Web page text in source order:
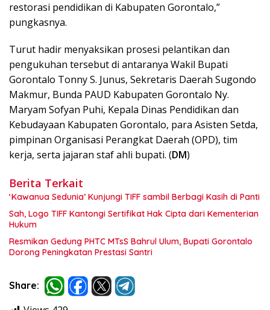
restorasi pendidikan di Kabupaten Gorontalo,”
pungkasnya.
Turut hadir menyaksikan prosesi pelantikan dan
pengukuhan tersebut di antaranya Wakil Bupati
Gorontalo Tonny S. Junus, Sekretaris Daerah Sugondo
Makmur, Bunda PAUD Kabupaten Gorontalo Ny.
Maryam Sofyan Puhi, Kepala Dinas Pendidikan dan
Kebudayaan Kabupaten Gorontalo, para Asisten Setda,
pimpinan Organisasi Perangkat Daerah (OPD), tim
kerja, serta jajaran staf ahli bupati. (DM)
Berita Terkait
‘Kawanua Sedunia’ Kunjungi TIFF sambil Berbagi Kasih di Panti
Sah, Logo TIFF Kantongi Sertifikat Hak Cipta dari Kementerian
Hukum
Resmikan Gedung PHTC MTsS Bahrul Ulum, Bupati Gorontalo
Dorong Peningkatan Prestasi Santri
Share: